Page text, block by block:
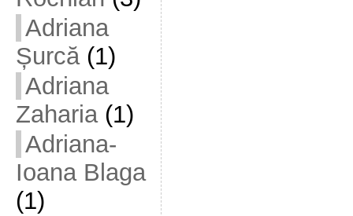
Adriana
Șurcă(1)
Adriana
Zaharia(1)
Adriana-
Ioana Blaga
(1)